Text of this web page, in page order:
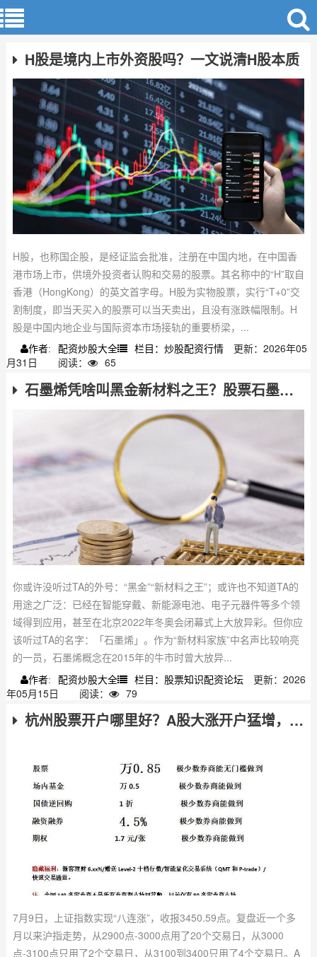
H股是境内上市外资股吗？一文说清H股本质
H股，也称国企股，是经证监会批准，注册在中国内地，在中国香
港市场上市，供境外投资者认购和交易的股票。其名称中的“H”取自
香港（HongKong）的英文首字母。H股为实物股票，实行“T+0”交
割制度，即当天买入的股票可以当天卖出，且没有涨跌幅限制。H
股是中国内地企业与国际资本市场接轨的重要桥梁，...
作者: 配资炒股大全 栏目：炒股配资行情
更新：2026年05
月31日
阅读： 65
石墨烯凭啥叫黑金新材料之王？股票石墨烯板块投资机会在哪？
你或许没听过TA的外号：“黑金”“新材料之王”；或许也不知道TA的
用途之广泛：已经在智能穿戴、新能源电池、电子元器件等多个领
域得到应用，甚至在北京2022年冬奥会闭幕式上大放异彩。但你应
该听过TA的名字：「石墨烯」。作为“新材料家族”中名声比较响亮
的一员，石墨烯概念在2015年的牛市时曾大放异...
作者: 配资炒股大全 栏目：股票知识配资论坛
更新：2026
年05月15日
阅读： 79
杭州股票开户哪里好？A股大涨开户猛增，选券商看这点
7月9日，上证指数实现“八连涨”，收报3450.59点。复盘近一个多
月以来沪指走势，从2900点-3000点用了20个交易日，从3000
点-3100点只用了2个交易日，从3100到3400只用了4个交易日。A